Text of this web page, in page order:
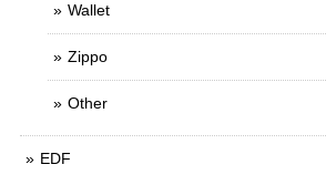
Wallet
Zippo
Other
EDF